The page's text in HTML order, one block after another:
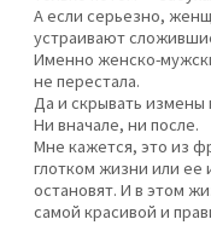
А если серьезно,
устраивают
Именно женско-
не перестала.
Да и скрывать измены
Ни вначале, ни после.
Мне кажется, это из
глотком жизни или ее
остановят. И в этом
самой красивой и